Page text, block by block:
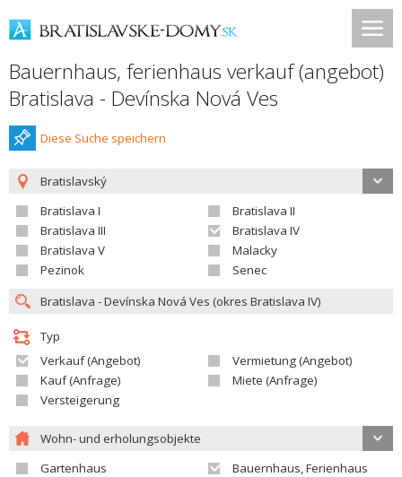
Bauernhaus, ferienhaus verkauf (angebot)
Bratislava - Devínska Nová Ves
Diese Suche speichern
Bratislavský
Bratislava I
Bratislava II
Bratislava III
Bratislava IV
Bratislava V
Malacky
Pezinok
Senec
Typ
Verkauf (Angebot)
Vermietung (Angebot)
Kauf (Anfrage)
Miete (Anfrage)
Versteigerung
Wohn- und erholungsobjekte
Gartenhaus
Bauernhaus, Ferienhaus